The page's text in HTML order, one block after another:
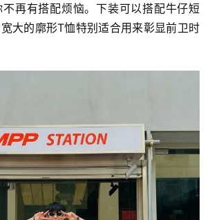
再有搭配烦恼。下装可以搭配牛仔短
大的廓形T恤特别适合用来彰显前卫时